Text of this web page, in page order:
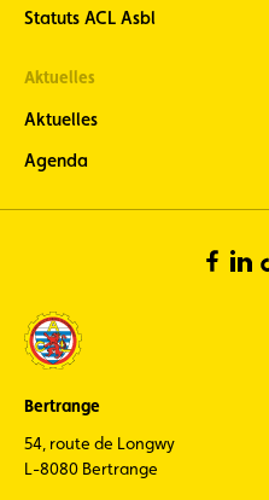
Statuts ACL Asbl
Aktuelles
Aktuelles
Agenda
Bertrange
54, route de Longwy
L-8080 Bertrange